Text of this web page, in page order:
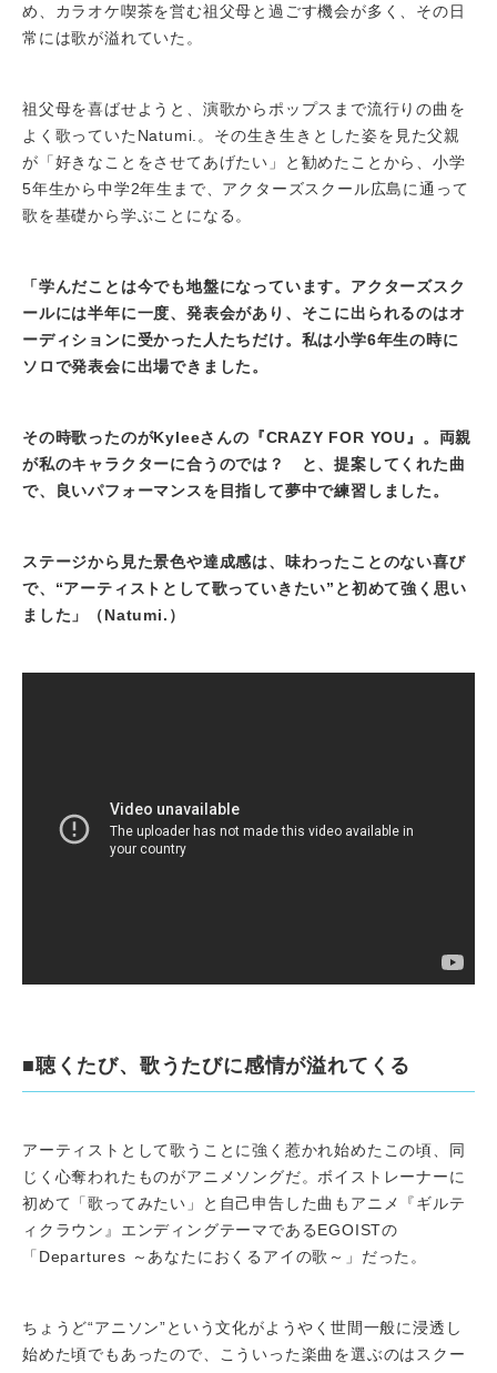
め、カラオケ喫茶を営む祖父母と過ごす機会が多く、その日
常には歌が溢れていた。
祖父母を喜ばせようと、演歌からポップスまで流行りの曲を
よく歌っていたNatumi.。その生き生きとした姿を見た父親
が「好きなことをさせてあげたい」と勧めたことから、小学
5年生から中学2年生まで、アクターズスクール広島に通って
歌を基礎から学ぶことになる。
「学んだことは今でも地盤になっています。アクターズスク
ールには半年に一度、発表会があり、そこに出られるのはオ
ーディションに受かった人たちだけ。私は小学6年生の時に
ソロで発表会に出場できました。
その時歌ったのがKyleeさんの『CRAZY FOR YOU』。両親
が私のキャラクターに合うのでは？ と、提案してくれた曲
で、良いパフォーマンスを目指して夢中で練習しました。
ステージから見た景色や達成感は、味わったことのない喜び
で、“アーティストとして歌っていきたい”と初めて強く思い
ました」（Natumi.）
■聴くたび、歌うたびに感情が溢れてくる
アーティストとして歌うことに強く惹かれ始めたこの頃、同
じく心奪われたものがアニメソングだ。ボイストレーナーに
初めて「歌ってみたい」と自己申告した曲もアニメ『ギルテ
ィクラウン』エンディングテーマであるEGOISTの
「Departures ～あなたにおくるアイの歌～」だった。
ちょうど“アニソン”という文化がようやく世間一般に浸透し
始めた頃でもあったので、こういった楽曲を選ぶのはスクー